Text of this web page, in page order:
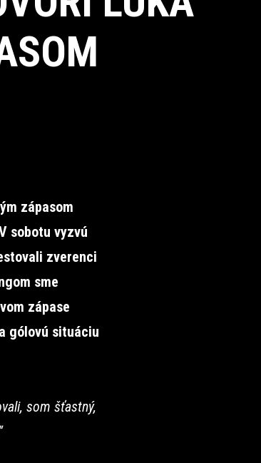
zápasom
sobotu vyzvú
zverenci
sme
zápase
gólovú situáciu
som šťastný,